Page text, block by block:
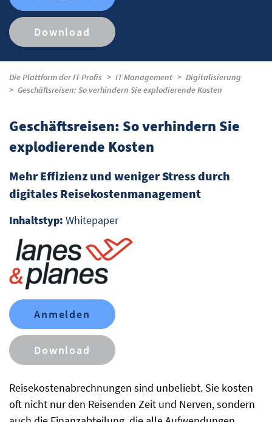
Download
Die Plattform der IT-Profis IT-Management
Digitalisierung
Geschäftsreisen: So verhindern Sie explodierende Kosten
Reisekostenabrechnungen sind unbeliebt. Sie kosten
oft nicht nur den Reisenden Zeit und Nerven, sondern
Geschäftsreisen: So verhindern Sie
explodierende Kosten
Mehr Effizienz und weniger Stress durch
digitales Reisekostenmanagement
Inhaltstyp: Whitepaper
Anmelden
Download